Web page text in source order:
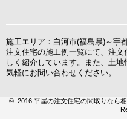
施工エリア：白河市(福島県)～宇
注文住宅の施工例一覧にて、注
しく紹介しています。また、土
気軽にお問い合わせください。
© 2016 平屋の注文住宅の間取りなら